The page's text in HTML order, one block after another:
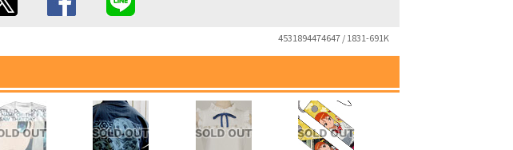
4531894474647 / 1831-691K